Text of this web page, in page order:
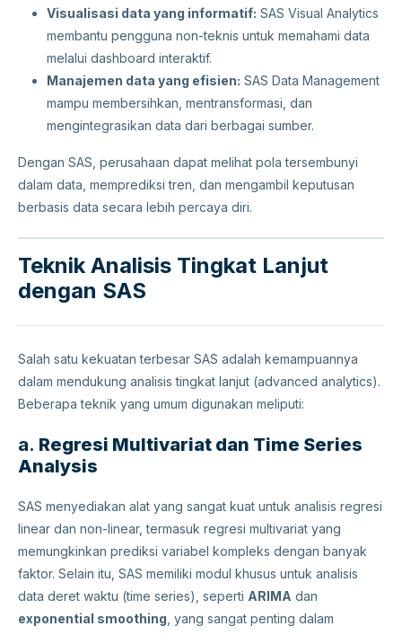
Visualisasi data yang informatif: SAS Visual Analytics
membantu pengguna non-teknis untuk memahami data
melalui dashboard interaktif.
Manajemen data yang efisien: SAS Data Management
mampu membersihkan, mentransformasi, dan
mengintegrasikan data dari berbagai sumber.
Dengan SAS, perusahaan dapat melihat pola tersembunyi
dalam data, memprediksi tren, dan mengambil keputusan
berbasis data secara lebih percaya diri.
Teknik Analisis Tingkat Lanjut
dengan SAS
Salah satu kekuatan terbesar SAS adalah kemampuannya
dalam mendukung analisis tingkat lanjut (advanced analytics).
Beberapa teknik yang umum digunakan meliputi:
a. Regresi Multivariat dan Time Series
Analysis
SAS menyediakan alat yang sangat kuat untuk analisis regresi
linear dan non-linear, termasuk regresi multivariat yang
memungkinkan prediksi variabel kompleks dengan banyak
faktor. Selain itu, SAS memiliki modul khusus untuk analisis
data deret waktu (time series), seperti ARIMA dan
exponential smoothing , yang sangat penting dalam